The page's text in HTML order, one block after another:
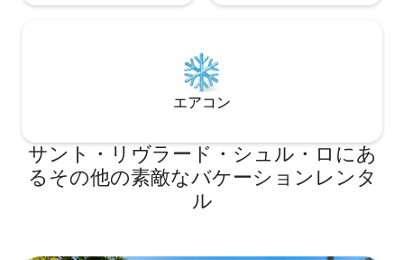
エアコン
サント・リヴラード・シュル・ロにあ
るその他の素敵なバケーションレンタ
ル